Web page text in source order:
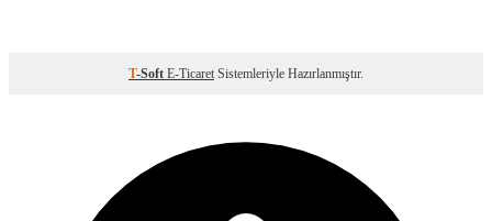
T-Soft E-Ticaret Sistemleriyle Hazırlanmıştır.